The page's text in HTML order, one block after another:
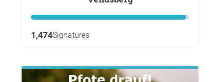
1,474Signatures